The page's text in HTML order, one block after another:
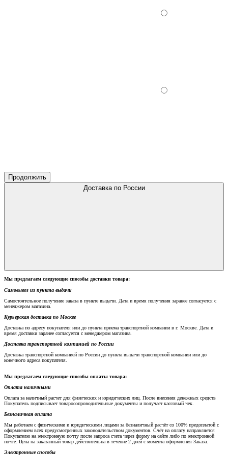
Продолжить
Доставка по России
Мы предлагаем следующие способы доставки товара:
Самовывоз из пункта выдачи
Самостоятельное получение заказа в пункте выдачи. Дата и время получения заранее согласуется с
менеджером магазина.
Курьерская доставка по Москве
Доставка по адресу покупателя или до пункта приема транспортной компании в г. Москве. Дата и
время доставки заранее согласуется с менеджером магазина.
Доставка транспортной компанией по России
Доставка транспортной компанией по России до пункта выдачи транспортной компании или до
конечного адреса покупателя.
Мы предлагаем следующие способы оплаты товара:
Оплата наличными
Оплата за наличный расчет для физических и юридических лиц. После внесения денежных средств
Покупатель подписывает товаросопроводительные документы и получает кассовый чек.
Безналичная оплата
Мы работаем с физическими и юридическими лицами за безналичный расчёт со 100% предоплатой с
оформлением всех предусмотренных законодательством документов. Счёт на оплату направляется
Покупателю на электронную почту после запроса счета через форму на сайте либо по электронной
почте. Цена на заказанный товар действительна в течение 2 дней с момента оформления Заказа.
Электронные способы